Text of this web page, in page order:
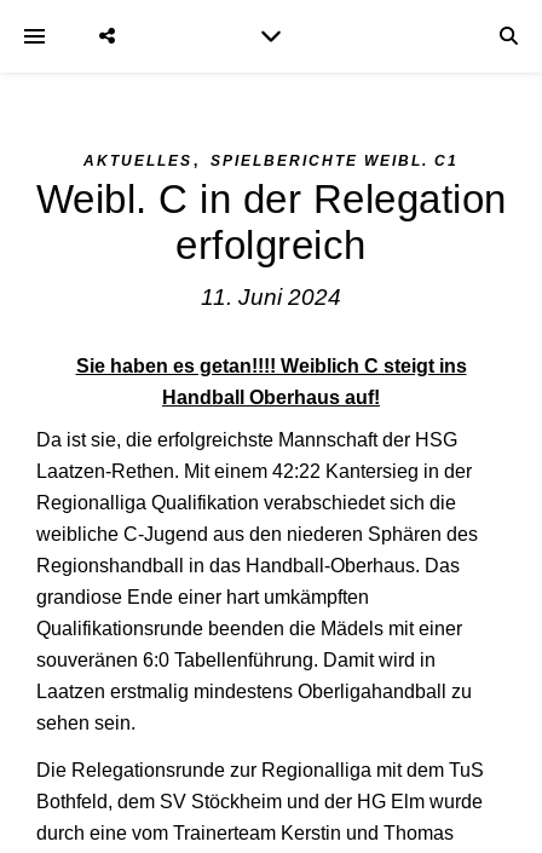
AKTUELLES , SPIELBERICHTE WEIBL. C1
Weibl. C in der Relegation
erfolgreich
11. Juni 2024
Sie haben es getan!!!! Weiblich C steigt ins
Handball Oberhaus auf!
Da ist sie, die erfolgreichste Mannschaft der HSG
Laatzen-Rethen. Mit einem 42:22 Kantersieg in der
Regionalliga Qualifikation verabschiedet sich die
weibliche C-Jugend aus den niederen Sphären des
Regionshandball in das Handball-Oberhaus. Das
grandiose Ende einer hart umkämpften
Qualifikationsrunde beenden die Mädels mit einer
souveränen 6:0 Tabellenführung. Damit wird in
Laatzen erstmalig mindestens Oberligahandball zu
sehen sein.
Die Relegationsrunde zur Regionalliga mit dem TuS
Bothfeld, dem SV Stöckheim und der HG Elm wurde
durch eine vom Trainerteam Kerstin und Thomas